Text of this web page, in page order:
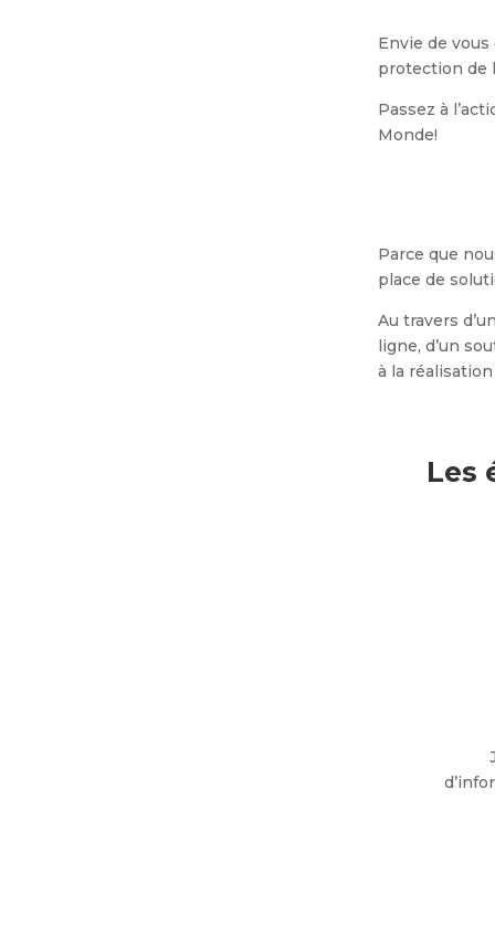
Envie de
protection de
Passez à
Monde!
Parce que
place de
Au travers
ligne, d’un
à la
Les